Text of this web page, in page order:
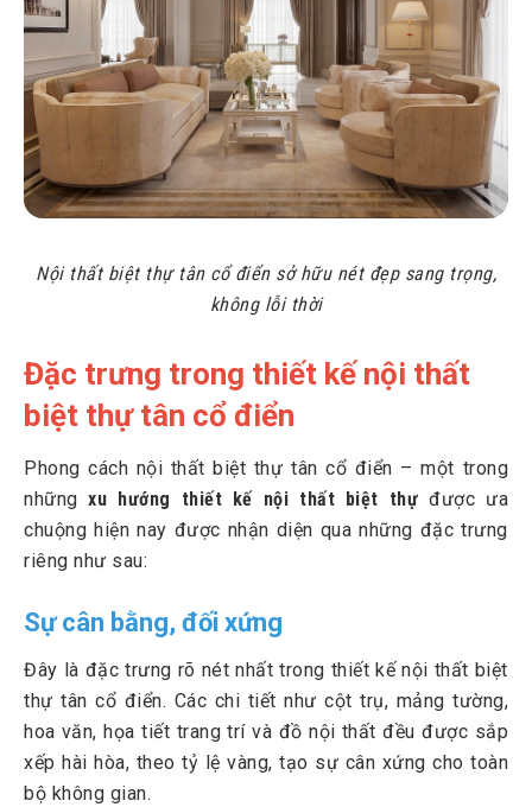
Nội thất biệt thự tân cổ điển sở hữu nét đẹp sang trọng,
không lỗi thời
Đặc trưng trong thiết kế nội thất
biệt thự tân cổ điển
Phong cách nội thất biệt thự tân cổ điển – một trong
nhữngxu hướng thiết kế nội thất biệt thự được ưa
chuộng hiện nay được nhận diện qua những đặc trưng
riêng như sau:
Sự cân bằng, đối xứng
Đây là đặc trưng rõ nét nhất trong thiết kế nội thất biệt
thự tân cổ điển. Các chi tiết như cột trụ, mảng tường,
hoa văn, họa tiết trang trí và đồ nội thất đều được sắp
xếp hài hòa, theo tỷ lệ vàng, tạo sự cân xứng cho toàn
bộ không gian.